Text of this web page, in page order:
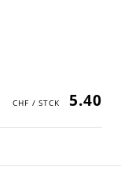
5.40